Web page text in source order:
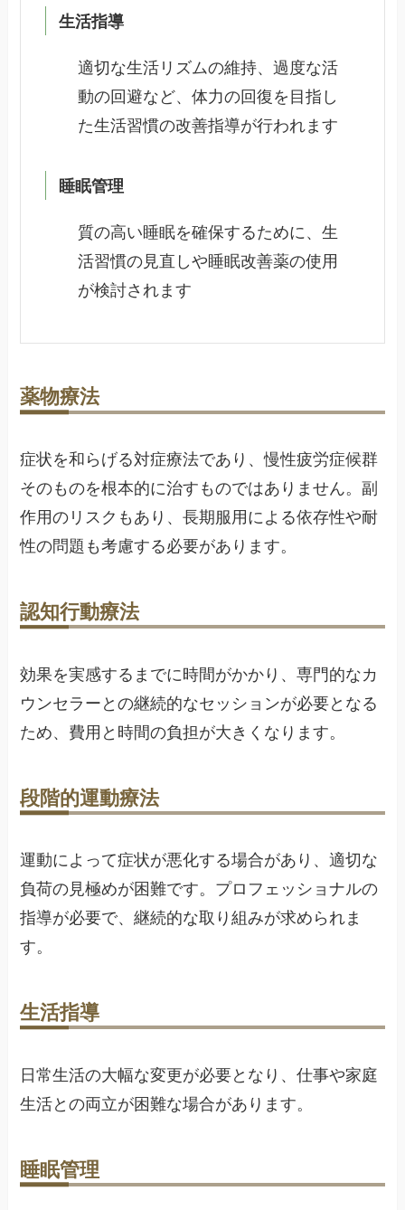
生活指導
適切な生活リズムの維持、過度な活
動の回避など、体力の回復を目指し
た生活習慣の改善指導が行われます
睡眠管理
質の高い睡眠を確保するために、生
活習慣の見直しや睡眠改善薬の使用
が検討されます
薬物療法
症状を和らげる対症療法であり、慢性疲労症候群
そのものを根本的に治すものではありません。副
作用のリスクもあり、長期服用による依存性や耐
性の問題も考慮する必要があります。
認知行動療法
効果を実感するまでに時間がかかり、専門的なカ
ウンセラーとの継続的なセッションが必要となる
ため、費用と時間の負担が大きくなります。
段階的運動療法
運動によって症状が悪化する場合があり、適切な
負荷の見極めが困難です。プロフェッショナルの
指導が必要で、継続的な取り組みが求められま
す。
生活指導
日常生活の大幅な変更が必要となり、仕事や家庭
生活との両立が困難な場合があります。
睡眠管理